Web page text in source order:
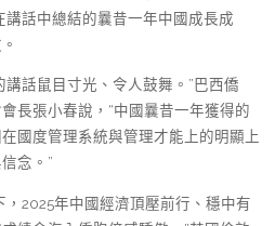
講話中總結的曩昔一年中國成長成
講話鼠目寸光、令人鼓舞。”巴西僑
長張小春說，“中國曩昔一年獲得的
國度管理系統與管理才能上的明顯上
念。”
，2025年中國經濟頂壓前行、穩中有